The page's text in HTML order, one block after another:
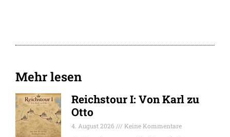
Mehr lesen
Reichstour I: Von Karl zu
Otto
4. August 2026
Keine Kommentare